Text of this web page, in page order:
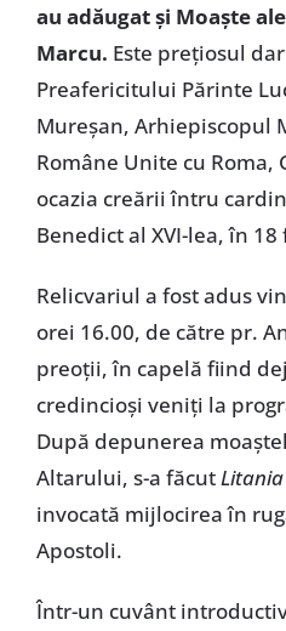
au adăugat şi Moaşte
Marcu. Este preţiosul
Preafericitului Părinte
Mureşan, Arhiepiscopul
Române Unite cu Roma,
ocazia creării întru
Benedict al XVI-lea, în
Relicvariul a fost adus
orei 16.00, de către pr.
preoţii, în capelă fiind
credincioşi veniţi la
După depunerea
Altarului, s-a făcut
invocată mijlocirea în
Apostoli.
Într-un cuvânt